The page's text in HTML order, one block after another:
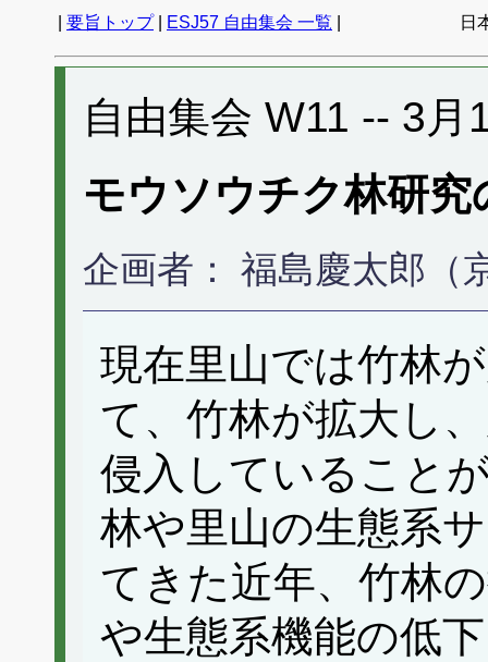
要旨トップ| ESJ57 自由集会 一覧 日
自由集会 W11 -- 3
モウソウチク林研究
企画者： 福島慶太郎（
現在里山では竹林
て、竹林が拡大し
侵入していること
林や里山の生態系
てきた近年、竹林
や生態系機能の低